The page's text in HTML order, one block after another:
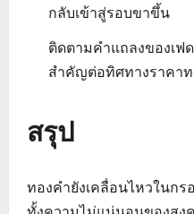
กลับเข้าสู่รอบขาขึ้น
ติดตามคำแถลงของเฟ
สำคัญต่อทิศทางราคาท
สรุป
ทองคำยังเคลื่อนไหวในก